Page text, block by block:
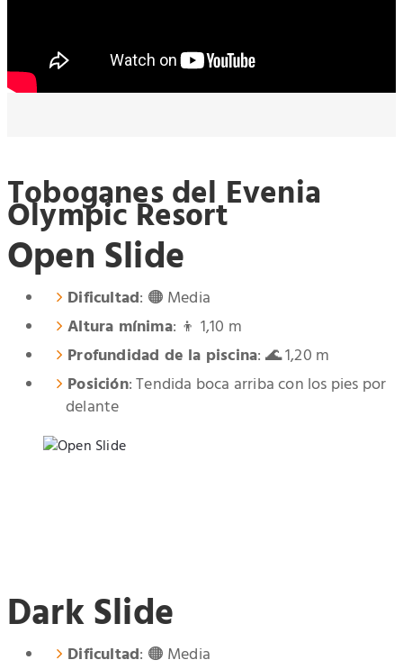
Toboganes del Evenia
Olympic Resort
Open Slide
Dificultad: 🟠 Media
Altura mínima: 👦 1,10 m
Profundidad de la piscina: 🌊 1,20 m
Posición: Tendida boca arriba con los pies por
delante
Dark Slide
Dificultad: 🟠 Media